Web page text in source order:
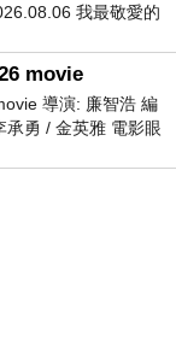
我最敬愛的
高希均教
movie
導演: 廉智浩 編
承勇 / 金英雅 電影眼